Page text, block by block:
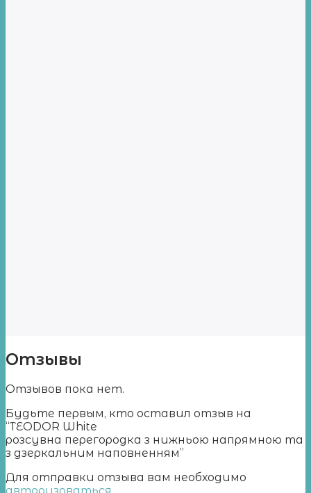
Отзывы
Отзывов пока нет.
Будьте первым, кто оставил отзыв на
“TEODOR White
розсувна перегородка з нижньою напрямною та
з дзеркальним наповненням”
Для отправки отзыва вам необходимо